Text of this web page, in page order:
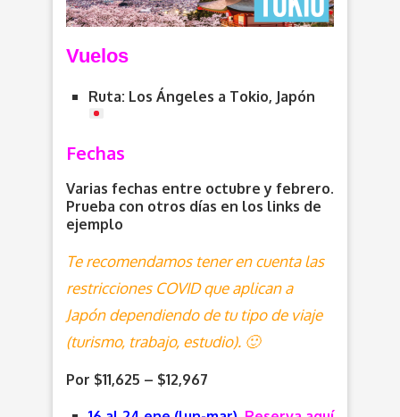
Vuelos
Ruta: Los Ángeles a Tokio, Japón
Fechas
Varias fechas entre octubre y febrero.
Prueba con otros días en los links de
ejemplo
Te recomendamos tener en cuenta las
restricciones COVID que aplican a
Japón dependiendo de tu tipo de viaje
(turismo, trabajo, estudio). 🙂
Por $11,625 – $12,967